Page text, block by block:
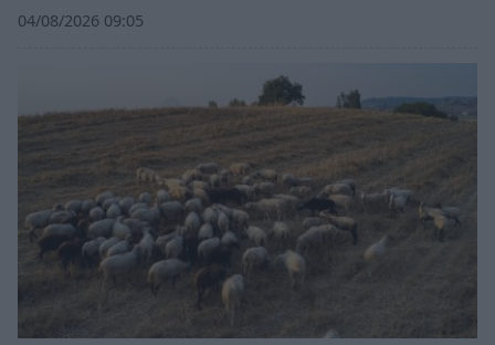
04/08/2026 09:05